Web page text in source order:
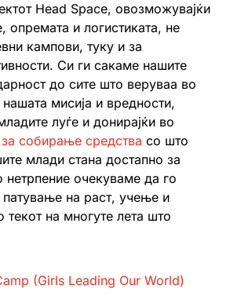
Head Space, овозможувајќи
опремата и логистиката, не
кампови, туку и за
Си ги сакаме нашите
до сите што веруваа во
мисија и вредности,
луѓе и донирајќи во
собирање средства со што
млади стана достапно за
нетрпение очекуваме да го
на раст, учење и
на многуте лета што